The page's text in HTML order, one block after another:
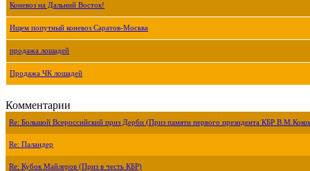
Коневоз на Дальний Восток!
Ищем попутный коневоз Саратов-Москва
продажа лошадей
Продажа ЧК лошадей
Комментарии
Re: Большой Всероссийский приз Дерби (Приз памяти первого президента КБР
Re: Паландер
Re: Кубок Майлеров (Приз в честь КБР)